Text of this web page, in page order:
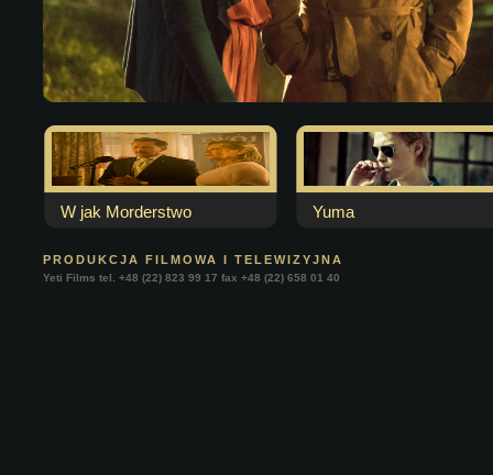
W jak Morderstwo Yuma
PRODUKCJA FILMOWA I TELEWIZYJNA
Yeti Films tel. +48 (22) 823 99 17 fax +48 (22) 658 01 40